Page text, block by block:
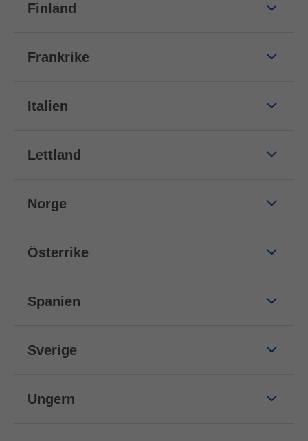
Finland
Frankrike
Italien
Lettland
Norge
Österrike
Spanien
Sverige
Ungern